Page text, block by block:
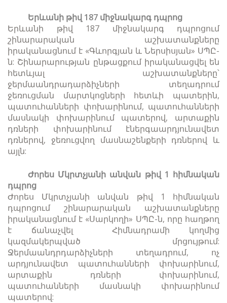
Երևանի թիվ 187 միջնակարգ դպրոց
Երևանի թիվ 187 միջնակարգ դպրոցում
շինարարական աշխատանքները
իրականացնում է «Գևորգյան և Ներսիսյան» ՍՊԸ-
ն: Շինարարության ընթացքում իրականացվել են
հետևյալ աշխատանքները՝
ջերմաանդրադարձիչների տեղադրում
ջեռուցման մարտկոցների հետևի պատերին,
պատուհանների փոխարինում, պատուհանների
մասնակի փոխարինում պատերով, արտաքին
դռների փոխարինում էներգաարդյունավետ
դռներով, ջեռուցվող մասնաշենքերի դռներով և
այլն:
Ժորես Մկրտչյանի անվան թիվ 1 հիմնական
դպրոց
Ժորես Մկրտչյանի անվան թիվ 1 հիմնական
դպրոցում շինարարական աշխատանքները
իրականացնում է «Սարկողի» ՍՊԸ-ն, որը հաղթող
է ճանաչվել Հիմնադրամի կողմից
կազմակերպված մրցույթում:
Ջերմաանդրդարձիչների տեղադրում, ոչ
արդյունավետ պատուհանների փոխարինում,
արտաքին դռների փոխարինում,
պատուհանների մասնակի փոխարինում
պատերով: